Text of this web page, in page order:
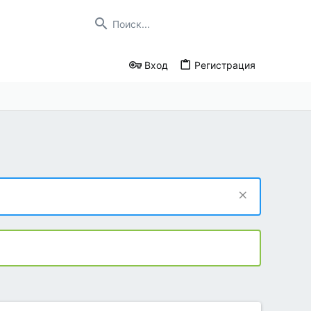
Вход Регистрация